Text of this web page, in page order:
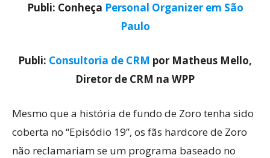
Publi: Conheça Personal Organizer em São
Paulo
Publi: Consultoria de CRM por Matheus Mello,
Diretor de CRM na WPP
Mesmo que a história de fundo de Zoro tenha sido
coberta no “Episódio 19”, os fãs hardcore de Zoro
não reclamariam se um programa baseado no